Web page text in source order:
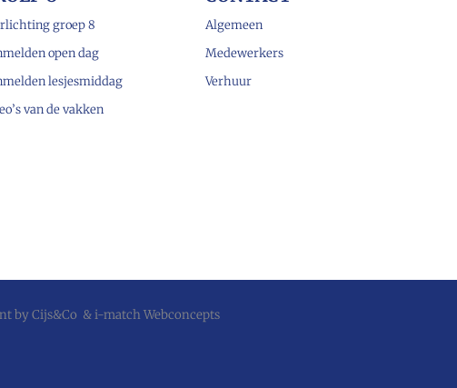
groep 8
open dag
lesjesmiddag
van de vakken
Algemeen
Medewerkers
Verhuur
by Cijs&Co &i-match Webconcepts